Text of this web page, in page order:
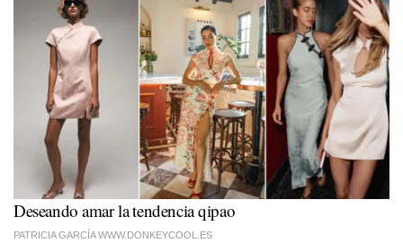
Deseando amar la tendencia qipao
PATRICIA GARCÍA WWW.DONKEYCOOL.ES